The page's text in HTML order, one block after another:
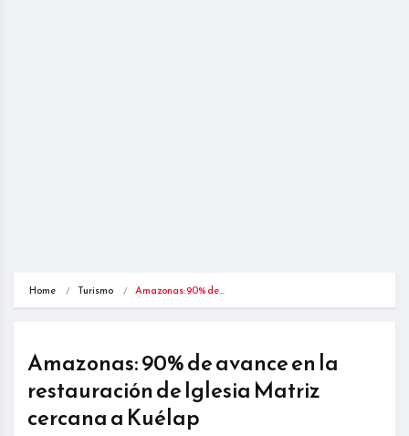
Home Turismo Amazonas: 90% de…
Amazonas: 90% de avance en la
restauración de Iglesia Matriz
cercana a Kuélap